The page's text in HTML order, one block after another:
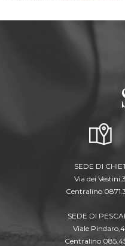
SEDE DI
Via dei
Centralino
SEDE DI
Viale
Centralino